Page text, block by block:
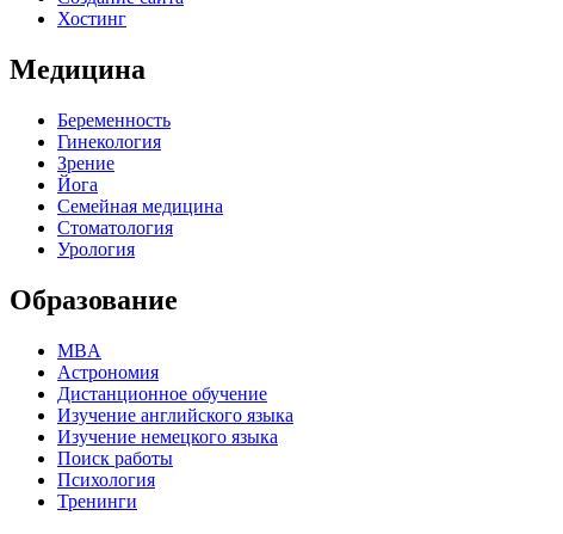
Хостинг
Медицина
Беременность
Гинекология
Зрение
Йога
Семейная медицина
Стоматология
Урология
Образование
MBA
Астрономия
Дистанционное обучение
Изучение английского языка
Изучение немецкого языка
Поиск работы
Психология
Тренинги